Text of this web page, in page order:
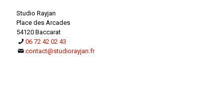
Studio Rayjan
Place des Arcades
54120 Baccarat
06 72 42 02 43
contact@studiorayjan.fr